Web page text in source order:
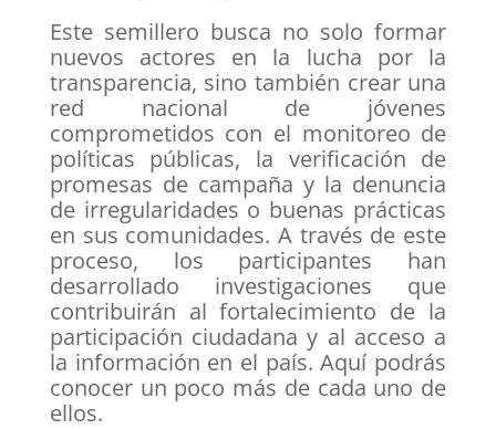
Este semillero busca no solo formar
nuevos actores en la lucha por la
transparencia, sino también crear una
red nacional de jóvenes
comprometidos con el monitoreo de
políticas públicas, la verificación de
promesas de campaña y la denuncia
de irregularidades o buenas prácticas
en sus comunidades. A través de este
proceso, los participantes han
desarrollado investigaciones que
contribuirán al fortalecimiento de la
participación ciudadana y al acceso a
la información en el país. Aquí podrás
conocer un poco más de cada uno de
ellos.